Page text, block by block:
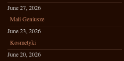
June 27, 2026
Mali Geniusze
June 23, 2026
Kosmetyki
June 20, 2026